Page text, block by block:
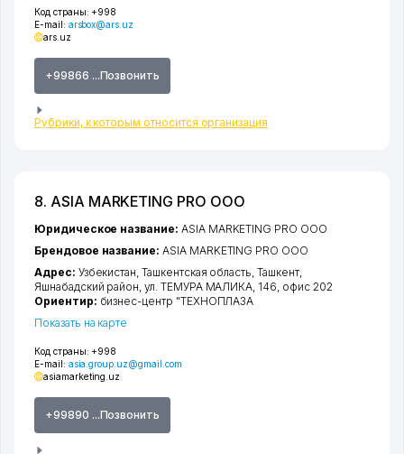
Код страны: +998
E-mail: arsbox@ars.uz
ars.uz
+99866 ...Позвонить
Рубрики, к которым относится организация
8. ASIA MARKETING PRO ООО
Код страны: +998
E-mail: asia.group.uz@gmail.com
asiamarketing.uz
+99890 ...Позвонить
Юридическое название: ASIA MARKETING PRO ООО
Брендовое название: ASIA MARKETING PRO ООО
Адрес: Узбекистан,Ташкентская область,Ташкент,
Яшнабадский район,ул. ТЕМУРА МАЛИКА, 146, офис 202
Ориентир: бизнес-центр "ТЕХНОПЛАЗА
Показать на карте